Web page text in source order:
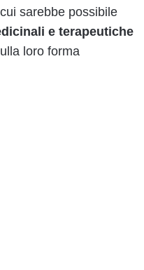
sarebbe possibile
e terapeutiche
loro forma